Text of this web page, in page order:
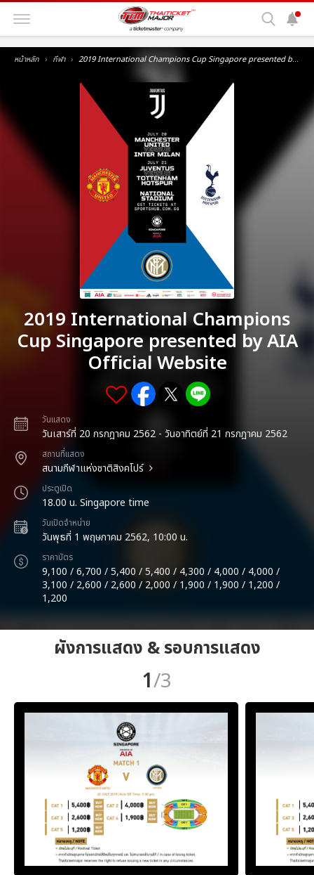
หน้าหลัก กีฬา 2019 International Champions Cup Singapore presented by AIA Official Website
2019 International Champions
Cup Singapore presented by AIA
Official Website
วันแสดง
วันเสาร์ที่ 20 กรกฎาคม 2562 - วันอาทิตย์ที่ 21 กรกฎาคม 2562
สถานที่แสดง
สนามกีฬาแห่งชาติสิงคโปร์
ประตูเปิด
18.00 น. Singapore time
วันเปิดจำหน่าย
วันพุธที่ 1 พฤษภาคม 2562, 10:00 น.
ราคาบัตร
9,100 / 6,700 / 5,400 / 5,400 / 4,300 / 4,000 / 4,000 /
3,100 / 2,600 / 2,600 / 2,000 / 1,900 / 1,900 / 1,200 /
1,200
ผังการแสดง & รอบการแสดง
1/3